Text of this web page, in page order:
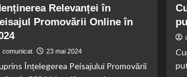
Relevanței în
Promovării Online în
comunicat 23 mai 2024
Înțelegerea Peisajului Promovării